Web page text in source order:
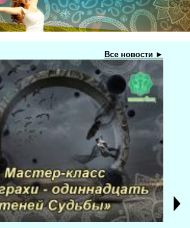
Все новости ►